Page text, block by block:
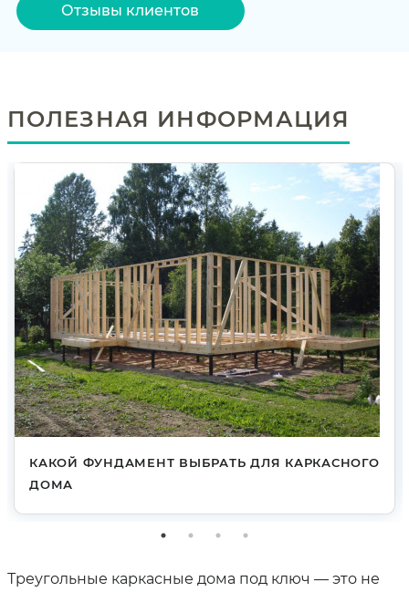
Отзывы клиентов
ПОЛЕЗНАЯ ИНФОРМАЦИЯ
КАКОЙ ФУНДАМЕНТ ВЫБРАТЬ ДЛЯ КАРКАСНОГО
ДОМА
Треугольные каркасные дома под ключ — это не